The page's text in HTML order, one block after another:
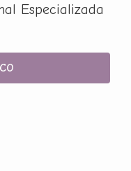
Especializada